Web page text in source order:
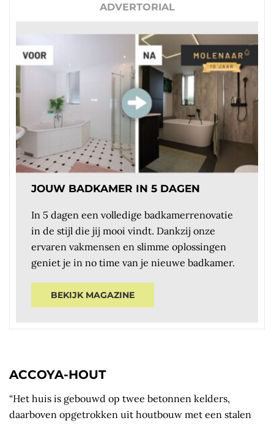
ADVERTORIAL
JOUW BADKAMER IN 5 DAGEN
In 5 dagen een volledige badkamerrenovatie
in de stijl die jij mooi vindt. Dankzij onze
ervaren vakmensen en slimme oplossingen
geniet je in no time van je nieuwe badkamer.
BEKIJK MAGAZINE
ACCOYA-HOUT
“Het huis is gebouwd op twee betonnen kelders,
daarboven opgetrokken uit houtbouw met een stalen